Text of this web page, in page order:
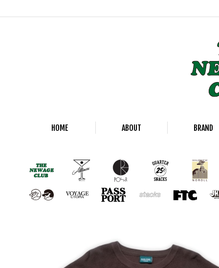
HOME ABOUT BRAND